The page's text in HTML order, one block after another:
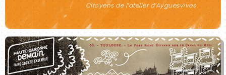
Citoyens de l’atelier d’Ayguesvives